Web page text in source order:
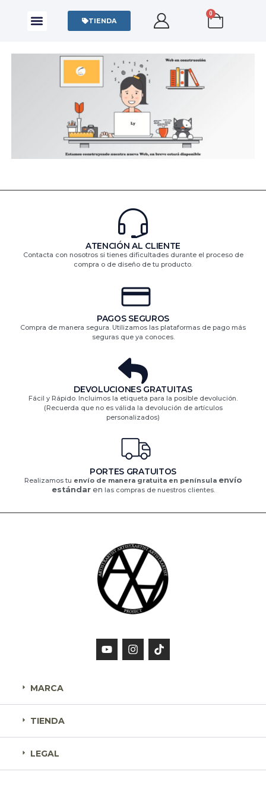
TIENDA
0
ATENCIÓN AL CLIENTE
Contacta con nosotros si tienes dificultades durante el proceso de
compra o de diseño de tu producto.
PAGOS SEGUROS
Compra de manera segura. Utilizamos las plataformas de pago más
seguras que ya conoces.
DEVOLUCIONES GRATUITAS​
Fácil y Rápido. Incluimos la etiqueta para la posible devolución.
(Recuerda que no es válida la devolución de artículos
personalizados)​
PORTES GRATUITOS
Realizamos tu envío de manera gratuita en península envío
estándaren las compras de nuestros clientes.
MARCA
TIENDA
LEGAL